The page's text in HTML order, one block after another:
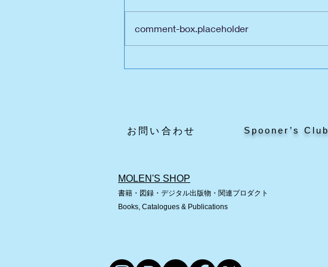
comment-box.placeholder
​お問い合わせ Spooner’s Club
MOLEN'S SHOP
書籍・図録・デジタル出版物・関連プロダクト
Books, Catalogues & Publications